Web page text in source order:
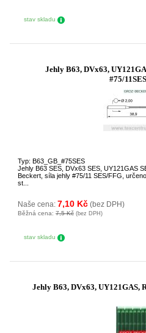
stav skladu
Jehly B63, DVx63,
#75/
Typ: B63_GB_#75SES
Jehly B63 SES, DVx63 SES, UY121GAS
Beckert, síla jehly #75/11 SES/FFG,
st...
Naše cena: 7,10 Kč (bez DPH)
Běžná cena: 7,5 Kč (bez DPH)
stav skladu
Jehly B63, DVx63, UY121GAS,